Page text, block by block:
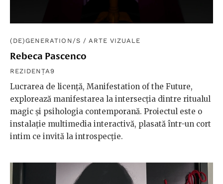
(DE)GENERATION/S / ARTE VIZUALE
Rebeca Pascenco
REZIDENȚA9
Lucrarea de licență, Manifestation of the Future,
explorează manifestarea la intersecția dintre ritualul
magic și psihologia contemporană. Proiectul este o
instalație multimedia interactivă, plasată într-un cort
intim ce invită la introspecție.